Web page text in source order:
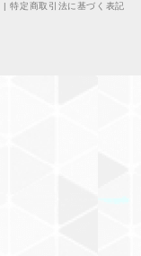
|特定商取引法に基づく表記